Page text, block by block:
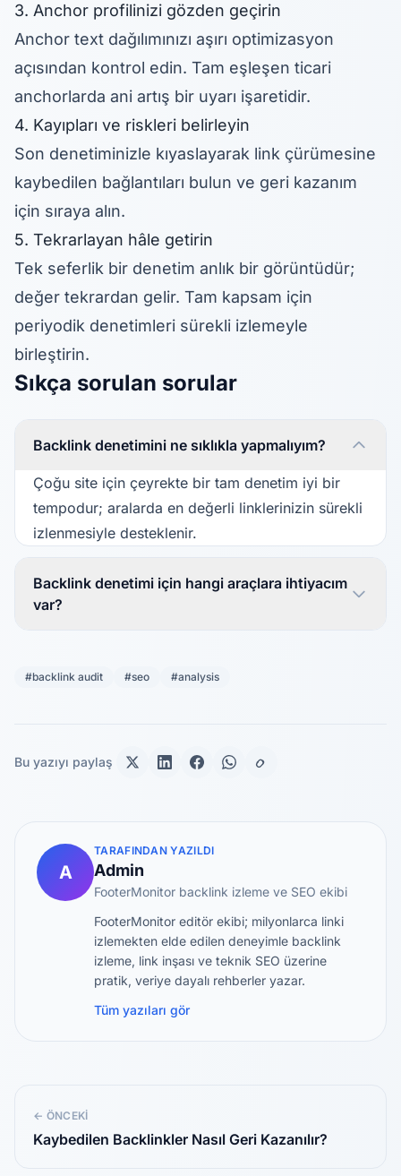
3. Anchor profilinizi gözden geçirin
Anchor text dağılımınızı aşırı optimizasyon
açısından kontrol edin. Tam eşleşen ticari
anchorlarda ani artış bir uyarı işaretidir.
4. Kayıpları ve riskleri belirleyin
Son denetiminizle kıyaslayarak link çürümesine
kaybedilen bağlantıları bulun ve geri kazanım
için sıraya alın.
5. Tekrarlayan hâle getirin
Tek seferlik bir denetim anlık bir görüntüdür;
değer tekrardan gelir. Tam kapsam için
periyodik denetimleri sürekli izlemeyle
birleştirin.
Sıkça sorulan sorular
Backlink denetimini ne sıklıkla yapmalıyım?
Çoğu site için çeyrekte bir tam denetim iyi bir
tempodur; aralarda en değerli linklerinizin sürekli
izlenmesiyle desteklenir.
Backlink denetimi için hangi araçlara ihtiyacım
var?
#backlink audit #seo #analysis
Bu yazıyı paylaş
A
TARAFINDAN YAZILDI
Admin
FooterMonitor backlink izleme ve SEO ekibi
FooterMonitor editör ekibi; milyonlarca linki
izlemekten elde edilen deneyimle backlink
izleme, link inşası ve teknik SEO üzerine
pratik, veriye dayalı rehberler yazar.
Tüm yazıları gör
← ÖNCEKI
Kaybedilen Backlinkler Nasıl Geri Kazanılır?